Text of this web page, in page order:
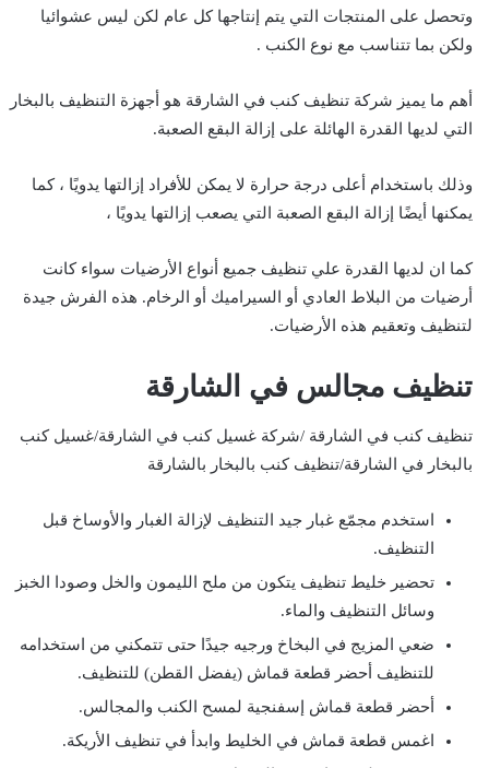
وتحصل على المنتجات التي يتم إنتاجها كل عام لكن ليس عشوائيا
ولكن بما تتناسب مع نوع الكنب .
أهم ما يميز شركة تنظيف كنب في الشارقة هو أجهزة التنظيف بالبخار
التي لديها القدرة الهائلة على إزالة البقع الصعبة.
وذلك باستخدام أعلى درجة حرارة لا يمكن للأفراد إزالتها يدويًا ، كما
يمكنها أيضًا إزالة البقع الصعبة التي يصعب إزالتها يدويًا ،
كما ان لديها القدرة علي تنظيف جميع أنواع الأرضيات سواء كانت
أرضيات من البلاط العادي أو السيراميك أو الرخام. هذه الفرش جيدة
لتنظيف وتعقيم هذه الأرضيات.
تنظيف مجالس في الشارقة
تنظيف كنب في الشارقة /شركة غسيل كنب في الشارقة/غسيل كنب
بالبخار في الشارقة/تنظيف كنب بالبخار بالشارقة
استخدم مجمّع غبار جيد التنظيف لإزالة الغبار والأوساخ قبل
التنظيف.
تحضير خليط تنظيف يتكون من ملح الليمون والخل وصودا الخبز
وسائل التنظيف والماء.
ضعي المزيج في البخاخ ورجيه جيدًا حتى تتمكني من استخدامه
للتنظيف أحضر قطعة قماش (يفضل القطن) للتنظيف.
أحضر قطعة قماش إسفنجية لمسح الكنب والمجالس.
اغمس قطعة قماش في الخليط وابدأ في تنظيف الأريكة.